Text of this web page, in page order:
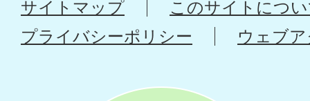
サイトマップ
このサイトにつ
プライバシーポリシー
ウェブ